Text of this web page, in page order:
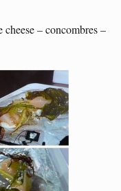
cheese – concombres –